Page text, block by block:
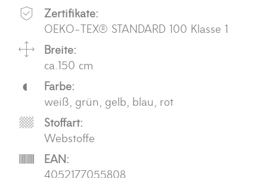
Zertifikate:
OEKO-TEX® STANDARD 100 Klasse 1
Breite:
ca.150 cm
Farbe:
weiß, grün, gelb, blau, rot
Stoffart:
Webstoffe
EAN:
4052177055808